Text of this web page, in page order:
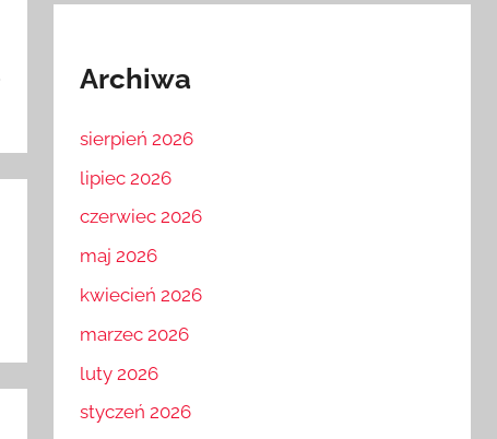
Archiwa
sierpień 2026
lipiec 2026
czerwiec 2026
maj 2026
kwiecień 2026
marzec 2026
luty 2026
styczeń 2026